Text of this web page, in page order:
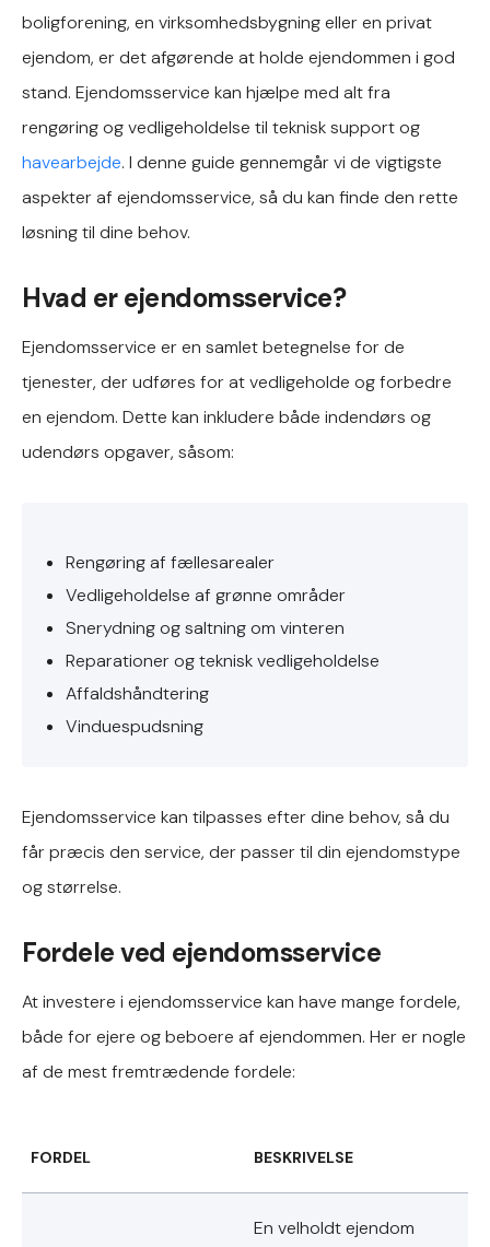
boligforening, en virksomhedsbygning eller en privat
ejendom, er det afgørende at holde ejendommen i god
stand. Ejendomsservice kan hjælpe med alt fra
rengøring og vedligeholdelse til teknisk support og
havearbejde. I denne guide gennemgår vi de vigtigste
aspekter af ejendomsservice, så du kan finde den rette
løsning til dine behov.
Hvad er ejendomsservice?
Ejendomsservice er en samlet betegnelse for de
tjenester, der udføres for at vedligeholde og forbedre
en ejendom. Dette kan inkludere både indendørs og
udendørs opgaver, såsom:
Rengøring af fællesarealer
Vedligeholdelse af grønne områder
Snerydning og saltning om vinteren
Reparationer og teknisk vedligeholdelse
Affaldshåndtering
Vinduespudsning
Ejendomsservice kan tilpasses efter dine behov, så du
får præcis den service, der passer til din ejendomstype
og størrelse.
Fordele ved ejendomsservice
At investere i ejendomsservice kan have mange fordele,
både for ejere og beboere af ejendommen. Her er nogle
af de mest fremtrædende fordele:
FORDEL BESKRIVELSE
En velholdt ejendom